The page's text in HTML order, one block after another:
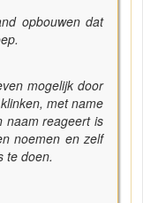
opbouwen dat
mogelijk door
met name
naam reageert is
noemen en zelf
te doen.